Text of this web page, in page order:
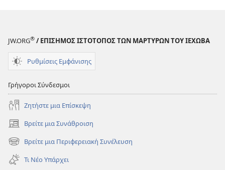
JW.ORG® / ΕΠΙΣΗΜΟΣ ΙΣΤΟΤΟΠΟΣ ΤΩΝ ΜΑΡΤΥΡΩΝ ΤΟΥ ΙΕΧΩΒΑ
Ρυθμίσεις Εμφάνισης
Γρήγοροι Σύνδεσμοι
Ζητήστε μια Επίσκεψη
Βρείτε μια Συνάθροιση
(ανοίγει
νέο
παράθυρο)
Βρείτε μια Περιφερειακή Συνέλευση
(ανοίγει
νέο
παράθυρο)
Τι Νέο Υπάρχει